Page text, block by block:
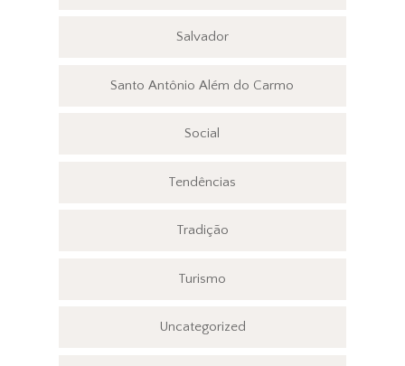
Salvador
Santo Antônio Além do Carmo
Social
Tendências
Tradição
Turismo
Uncategorized